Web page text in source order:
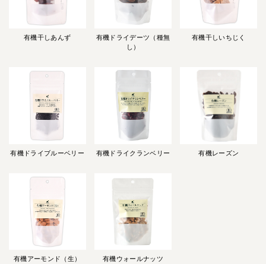
有機干しあんず
有機ドライデーツ（種無
し）
有機干しいちじく
有機ドライブルーベリー 有機ドライクランベリー 有機レーズン
有機アーモンド（生） 有機ウォールナッツ